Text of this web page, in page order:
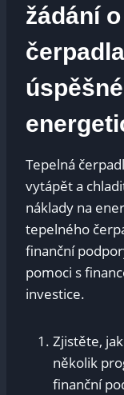
žádání
Tepelná
vytápět a
náklady na
tepelného
finanční
pomoci s
investice.
Zjistěte,
několik
finanční